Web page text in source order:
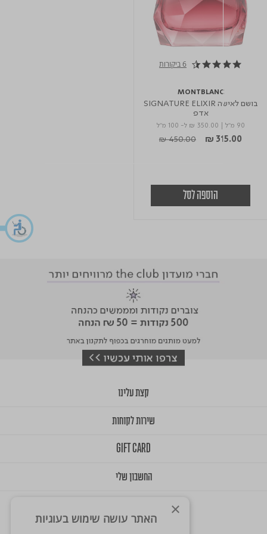
4.3 star rating 6 ביקורות
MONTBLANC
בושם לאישה SIGNATURE ELIXIR
אדפ
90 מ"ל ₪ 350.00 ל- 100 מ"ל
₪ 315.00
Price reduced from
₪ 450.00to
הוספה לסל
קצת עלינו
שירות לקוחות
GIFT CARD
החשבון שלי
× האתר עושה שימוש בעוגיות